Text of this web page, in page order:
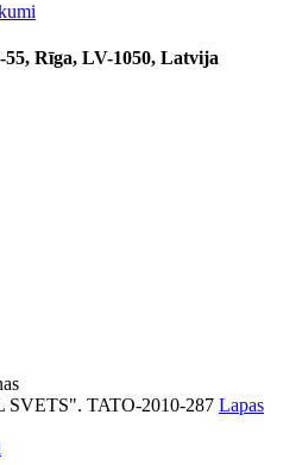
Rīga, LV-1050, Latvija
SVETS". TATO-2010-287 Lapas